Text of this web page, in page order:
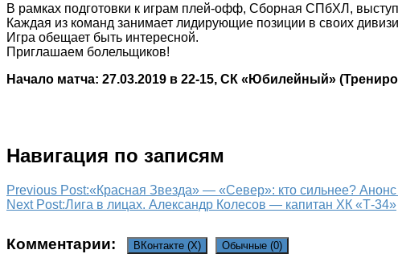
В рамках подготовки к играм плей-офф, Сборная СПбХЛ,
Каждая из команд занимает лидирующие позиции в своих
Игра обещает быть интересной.
Приглашаем болельщиков!
Начало матча: 27.03.2019 в 22-15, СК «Юбилейный»
Навигация по записям
Previous Post:«Красная Звезда» — «Север»: кто сильнее?
Next Post:Лига в лицах. Александр Колесов — капитан ХК «Т-34»
Комментарии: ВКонтакте (X) Обычные (0)